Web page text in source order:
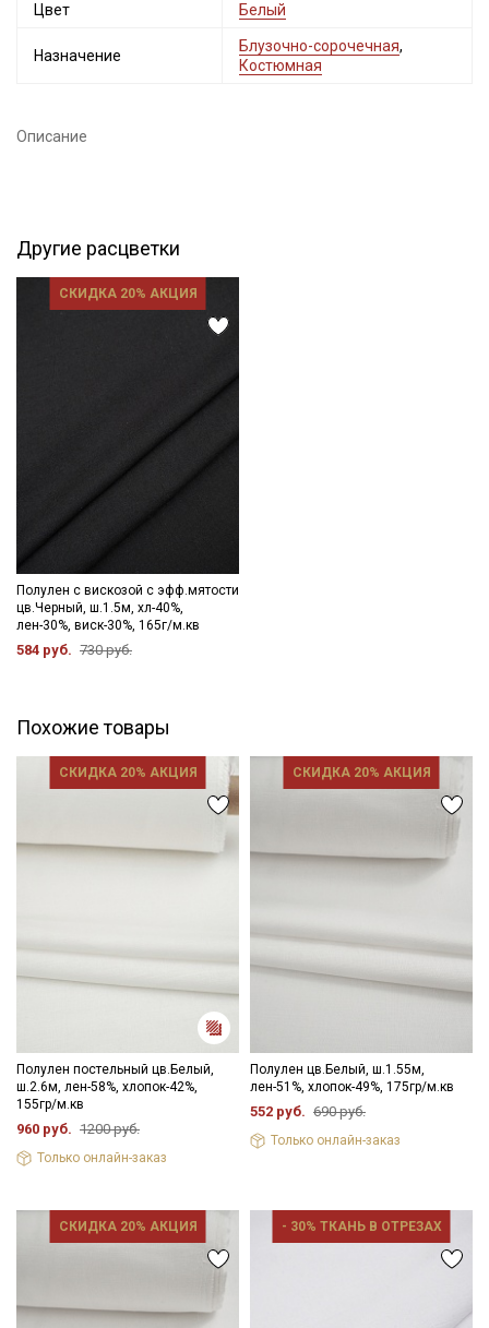
Цвет Белый
Назначение
Блузочно-сорочечная,
Костюмная
Описание
Другие расцветки
СКИДКА 20% АКЦИЯ
Полулен с вискозой с эфф.мятости
цв.Черный, ш.1.5м, хл-40%,
лен-30%, виск-30%, 165г/м.кв
584 руб. 730 руб.
Похожие товары
СКИДКА 20% АКЦИЯ
Полулен постельный цв.Белый,
ш.2.6м, лен-58%, хлопок-42%,
155гр/м.кв
960 руб. 1200 руб.
Только онлайн-заказ
СКИДКА 20% АКЦИЯ
Полулен цв.Белый, ш.1.55м,
лен-51%, хлопок-49%, 175гр/м.кв
552 руб. 690 руб.
Только онлайн-заказ
СКИДКА 20% АКЦИЯ - 30% ТКАНЬ В ОТРЕЗАХ
Мы публикуем здесь дополнительные
промокоды и скидки до 30% на узкие
категории тканей